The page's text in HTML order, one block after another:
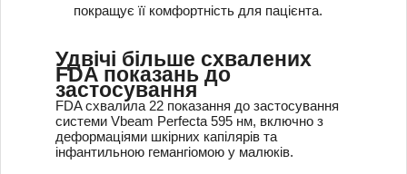
покращує її комфортність для пацієнта.
Удвічі більше схвалених
FDA показань до
застосування
FDA схвалила 22 показання до застосування
системи Vbeam Perfecta 595 нм, включно з
деформаціями шкірних капілярів та
інфантильною гемангіомою у малюків.